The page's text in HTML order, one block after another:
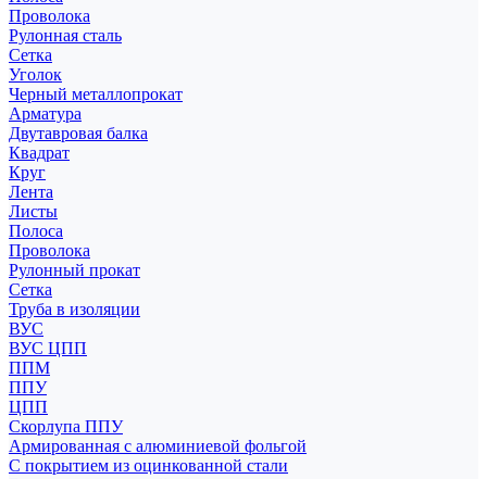
Проволока
Рулонная сталь
Сетка
Уголок
Черный металлопрокат
Арматура
Двутавровая балка
Квадрат
Круг
Лента
Листы
Полоса
Проволока
Рулонный прокат
Сетка
Труба в изоляции
ВУС
ВУС ЦПП
ППМ
ППУ
ЦПП
Скорлупа ППУ
Армированная с алюминиевой фольгой
С покрытием из оцинкованной стали